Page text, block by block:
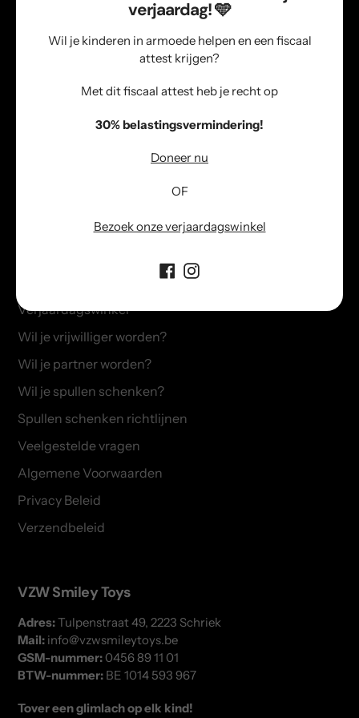
kind een fijne verjaardag, Sinterklaas
Elk kind verdient gelijke kansen
en/of achtergrond.
Info over verjaardagspakketten
Verjaardagswinkel
Wil je vrijwilliger worden?
Wil je partner worden?
Wil je spullen schenken?
Spullen schenken richtlijnen
Veelgestelde vragen
Algemene Voorwaarden
Privacy Beleid
Verzendbeleid
VZW Smiley Toys
Adres:Tulpenstraat 49, 2223 Schriek
Mail: info@vzwsmileytoys.be
GSM-nummer: 0456 89 11 01
BTW-nummer: BE 1014 593 967
Tover een glimlach op elk kind!
verjaardag! 🩵
Wil je kinderen in armoede helpen en een fiscaal
attest krijgen?
Met dit fiscaal attest heb je recht op
30% belastingsvermindering!
Doneer nu
OF
Bezoek onze verjaardagswinkel